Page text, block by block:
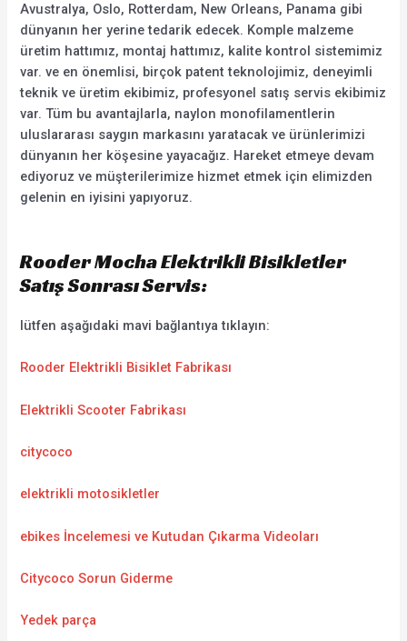
Avustralya, Oslo, Rotterdam, New Orleans, Panama gibi
dünyanın her yerine tedarik edecek. Komple malzeme
üretim hattımız, montaj hattımız, kalite kontrol sistemimiz
var. ve en önemlisi, birçok patent teknolojimiz, deneyimli
teknik ve üretim ekibimiz, profesyonel satış servis ekibimiz
var. Tüm bu avantajlarla, naylon monofilamentlerin
uluslararası saygın markasını yaratacak ve ürünlerimizi
dünyanın her köşesine yayacağız. Hareket etmeye devam
ediyoruz ve müşterilerimize hizmet etmek için elimizden
gelenin en iyisini yapıyoruz.
Rooder Mocha Elektrikli Bisikletler
Satış Sonrası Servis:
lütfen aşağıdaki mavi bağlantıya tıklayın:
Rooder Elektrikli Bisiklet Fabrikası
Elektrikli Scooter Fabrikası
citycoco
elektrikli motosikletler
ebikes İncelemesi ve Kutudan Çıkarma Videoları
Citycoco Sorun Giderme
Yedek parça